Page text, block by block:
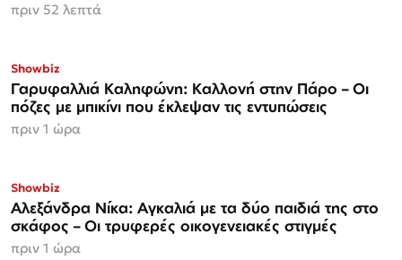
πριν 52 λεπτά
Showbiz
Γαρυφαλλιά Καληφώνη: Καλλονή στην Πάρο – Οι
πόζες με μπικίνι που έκλεψαν τις εντυπώσεις
πριν 1 ώρα
Showbiz
Αλεξάνδρα Νίκα: Αγκαλιά με τα δύο παιδιά της στο
σκάφος – Οι τρυφερές οικογενειακές στιγμές
πριν 1 ώρα